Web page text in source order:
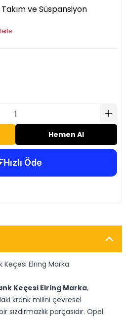
ve Süspansiyon
Hemen Al
Elrıng Marka
Keçesi Elring Marka,
krank milini çevresel
parçasıdır. Opel